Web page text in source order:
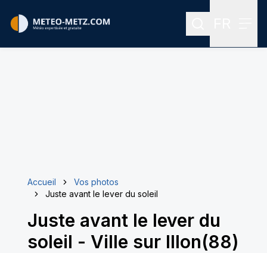
Rechercher
Accueil
Vos photos
Juste avant le lever du soleil
Juste avant le lever du
soleil - Ville sur Illon(88)